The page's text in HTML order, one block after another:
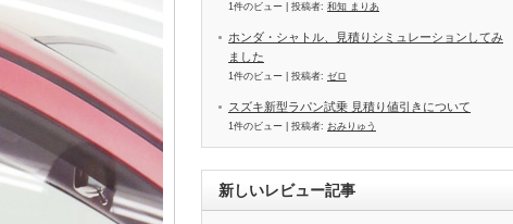
1件のビュー 投稿者: 和知 まりあ
ホンダ・シャトル、見積りシミュレーションしてみ
ました
1件のビュー 投稿者: ゼロ
スズキ新型ラパン試乗 見積り値引きについて
1件のビュー 投稿者: おみりゅう
新しいレビュー記事